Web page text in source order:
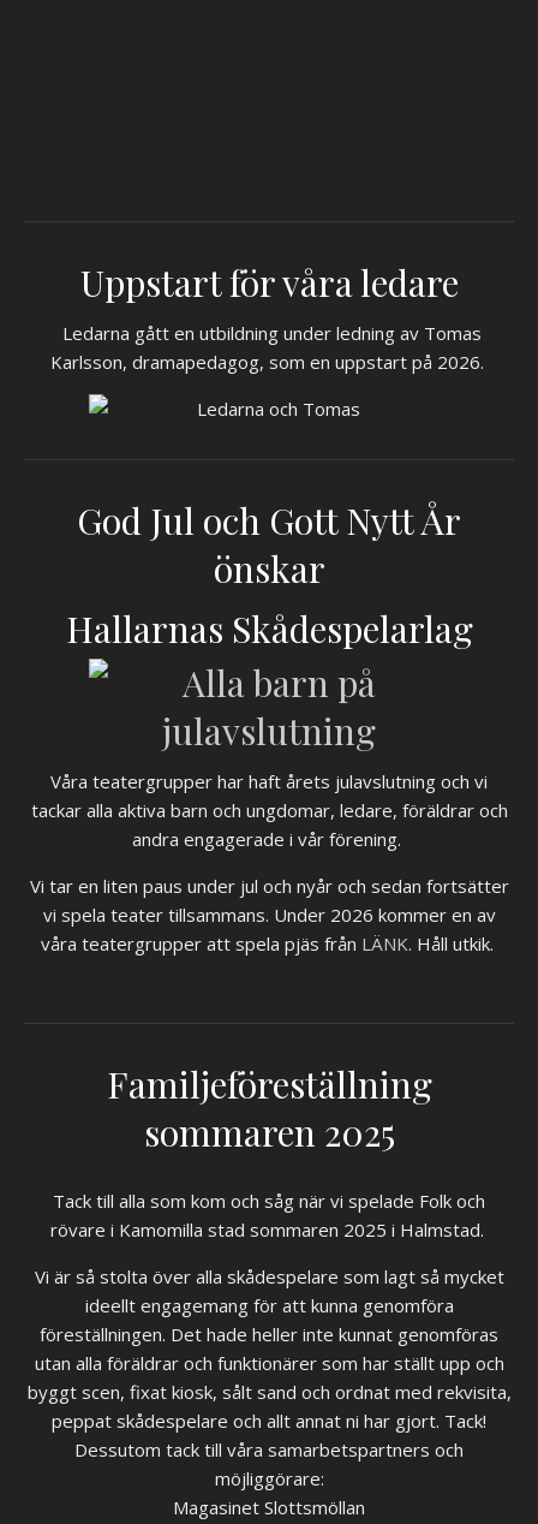
Uppstart för våra ledare
Ledarna gått en utbildning under ledning av Tomas
Karlsson, dramapedagog, som en uppstart på 2026.
God Jul och Gott Nytt År
önskar
Hallarnas Skådespelarlag
Våra teatergrupper har haft årets julavslutning och vi
tackar alla aktiva barn och ungdomar, ledare, föräldrar och
andra engagerade i vår förening.
Vi tar en liten paus under jul och nyår och sedan fortsätter
vi spela teater tillsammans. Under 2026 kommer en av
våra teatergrupper att spela pjäs från LÄNK. Håll utkik.
Familjeföreställning
sommaren 2025
Tack till alla som kom och såg när vi spelade Folk och
rövare i Kamomilla stad sommaren 2025 i Halmstad.
Vi är så stolta över alla skådespelare som lagt så mycket
ideellt engagemang för att kunna genomföra
föreställningen. Det hade heller inte kunnat genomföras
utan alla föräldrar och funktionärer som har ställt upp och
byggt scen, fixat kiosk, sålt sand och ordnat med rekvisita,
peppat skådespelare och allt annat ni har gjort. Tack!
Dessutom tack till våra samarbetspartners och
möjliggörare:
Magasinet Slottsmöllan